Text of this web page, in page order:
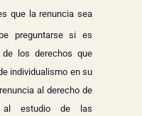
que la renuncia sea
preguntarse si es
los derechos que
individualismo en su
al derecho de
al estudio de las